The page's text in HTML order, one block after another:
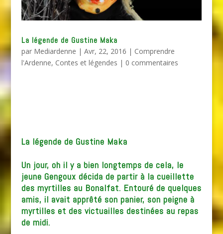
La légende de Gustine Maka
par Mediardenne | Avr, 22, 2016 | Comprendre
l'Ardenne, Contes et légendes | 0 commentaires
La légende de Gustine Maka
Un jour, oh il y a bien longtemps de cela, le
jeune Gengoux décida de partir à la cueillette
des myrtilles au Bonalfat. Entouré de quelques
amis, il avait apprêté son panier, son peigne à
myrtilles et des victuailles destinées au repas
de midi.